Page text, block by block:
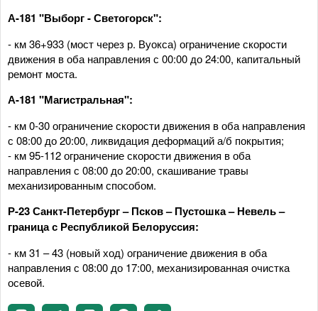
А-181 "Выборг - Светогорск":
- км 36+933 (мост через р. Вуокса) ограничение скорости
движения в оба направления с 00:00 до 24:00, капитальный
ремонт моста.
А-181 "Магистральная":
- км 0-30 ограничение скорости движения в оба направления
с 08:00 до 20:00, ликвидация деформаций а/б покрытия;
- км 95-112 ограничение скорости движения в оба
направления с 08:00 до 20:00, скашивание травы
механизированным способом.
Р-23 Санкт-Петербург – Псков – Пустошка – Невель –
граница с Республикой Белоруссия:
- км 31 – 43 (новый ход) ограничение движения в оба
направления с 08:00 до 17:00, механизированная очистка
осевой.